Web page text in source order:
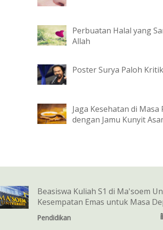
Perbuatan Halal yang
Allah
Poster Surya Paloh
Jaga Kesehatan di Masa
dengan Jamu Kunyit
Beasiswa Kuliah S1 di Ma'soem
Kesempatan Emas untuk Masa
Pendidikan